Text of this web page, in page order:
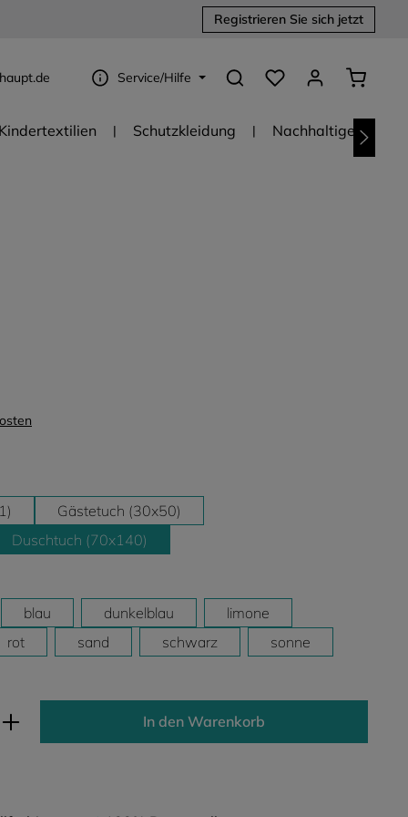
Registrieren Sie sich jetzt
Service/Hilfe
Du hast 0 Produkte
Kindertextilien Schutzkleidung Nachhaltige
Gästetuch (30x50)
Duschtuch (70x140)
blau dunkelblau
limone
rot sand schwarz
sonne
den gewünschten Wert ein oder
In den Warenkorb